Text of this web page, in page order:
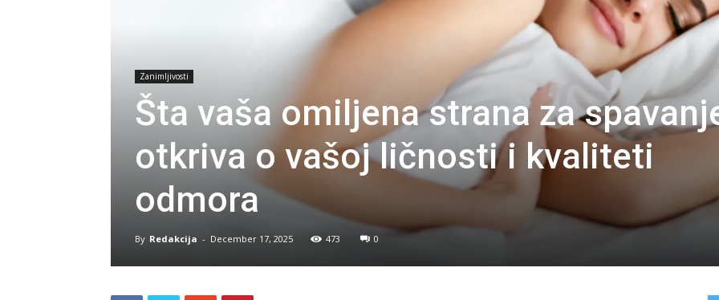
Zanimljivosti
Šta vaša omiljena strana za
otkriva o vašoj ličnosti i kvaliteti
odmora
By Redakcija - December 17, 2025 473 0